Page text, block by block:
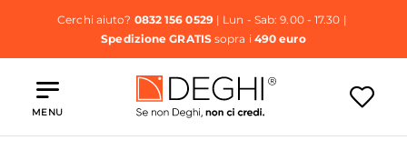
Cerchi aiuto? 0832 156 0529| Lun - Sab: 9.00 - 17.30 |
Spedizione GRATISsopra i 490 euro
MENU